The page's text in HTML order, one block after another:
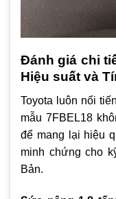
Đánh giá chi
Hiệu suất và
Toyota luôn nổi
mẫu 7FBEL18
để mang lại hiệu
minh chứng cho
Bản.